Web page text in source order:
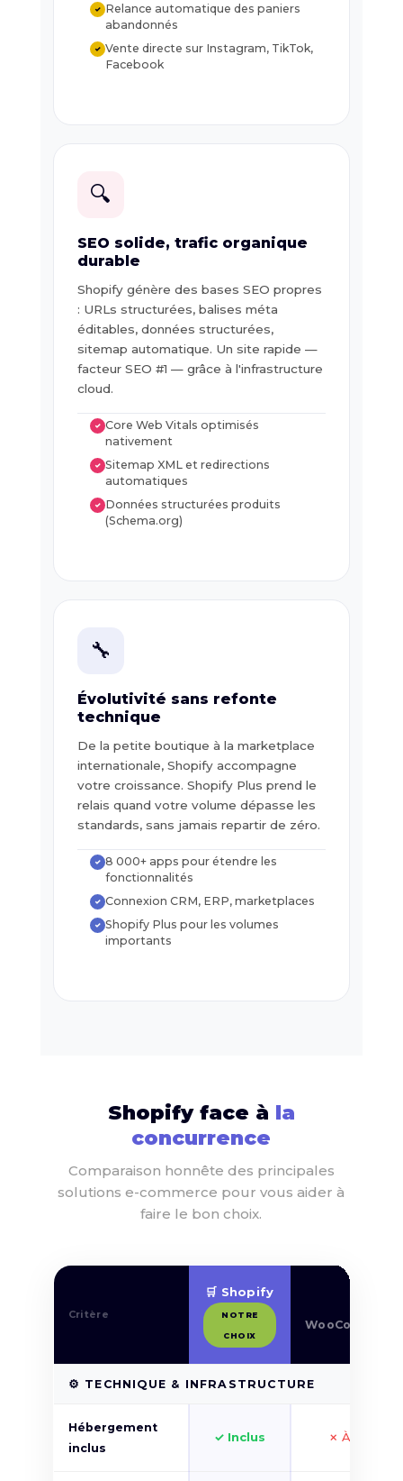
✓ Relance automatique des paniers
abandonnés
✓ Vente directe sur Instagram, TikTok,
Facebook
🔍
SEO solide, trafic organique
durable
Shopify génère des bases SEO propres
: URLs structurées, balises méta
éditables, données structurées,
sitemap automatique. Un site rapide —
facteur SEO #1 — grâce à l'infrastructure
cloud.
✓ Core Web Vitals optimisés
nativement
✓ Sitemap XML et redirections
automatiques
✓ Données structurées produits
(Schema.org)
🔧
Évolutivité sans refonte
technique
De la petite boutique à la marketplace
internationale, Shopify accompagne
votre croissance. Shopify Plus prend le
relais quand votre volume dépasse les
standards, sans jamais repartir de zéro.
✓ 8 000+ apps pour étendre les
fonctionnalités
✓ Connexion CRM, ERP, marketplaces
✓ Shopify Plus pour les volumes
importants
Shopify face à la
concurrence
Comparaison honnête des principales
solutions e-commerce pour vous aider à
faire le bon choix.
Critère
🛒 Shopify
NOTRE
CHOIX
⚙️ TECHNIQUE & INFRASTRUCTURE
Hébergement
inclus
✓ Inclus ✗ À louer